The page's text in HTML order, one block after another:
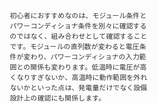
初心者におすすめなのは、モジュール条件と
パワーコンディショナ条件を別々に確認する
のではなく、組み合わせとして確認すること
です。モジュールの直列数が変わると電圧条
件が変わり、パワーコンディショナの入力範
囲との関係も変わります。低温時に電圧が高
くなりすぎないか、高温時に動作範囲を外れ
ないかといった点は、発電量だけでなく設備
設計上の確認にも関係します。